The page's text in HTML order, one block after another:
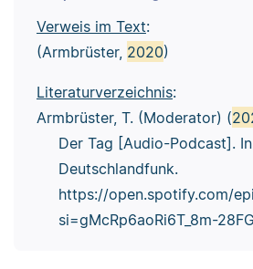
Verweis im Text:
(Armbrüster, 2020)
Literaturverzeichnis:
Armbrüster, T. (Moderator) (
Der Tag [Audio-Podcast]. In
Deutschlandfunk.
https://open.spotify.com/
si=gMcRp6aoRi6T_8m-